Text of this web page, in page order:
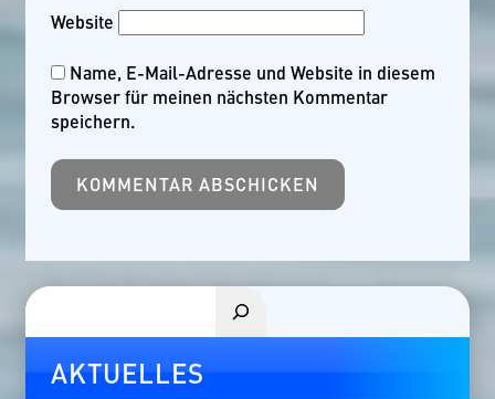
Website
Name, E-Mail-Adresse und Website in diesem
Browser für meinen nächsten Kommentar
speichern.
Suchen
AKTUELLES